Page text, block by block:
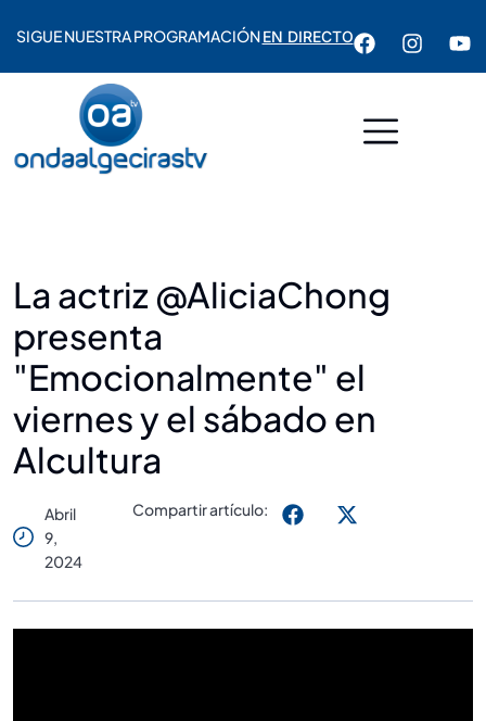
SIGUE NUESTRA PROGRAMACIÓNEN DIRECTO
La actriz @AliciaChong
presenta
"Emocionalmente" el
viernes y el sábado en
Alcultura
Abril
9,
2024
Compartir artículo: